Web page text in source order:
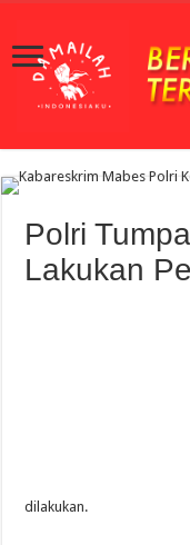
Polri
Lakukan
dilakukan.